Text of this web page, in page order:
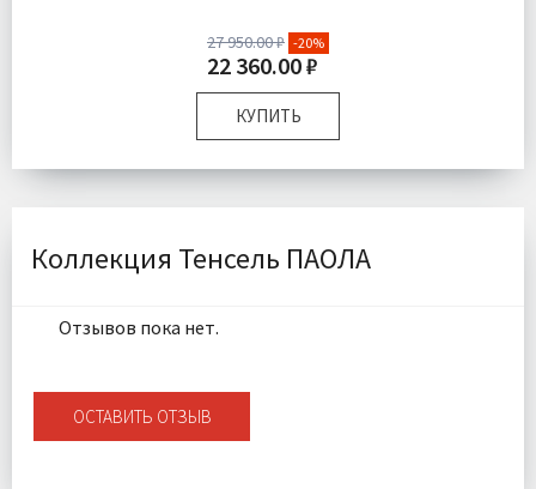
27 950.00 ₽ -20%
22 360.00 ₽
КУПИТЬ
Размер:
Евро
Ткань:
Доставка:
Коллекция Тенсель ПАОЛА
Отзывов пока нет.
ОСТАВИТЬ ОТЗЫВ